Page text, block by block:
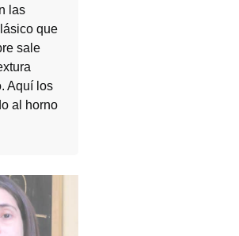
las
que
sale
Aquí los
al horno